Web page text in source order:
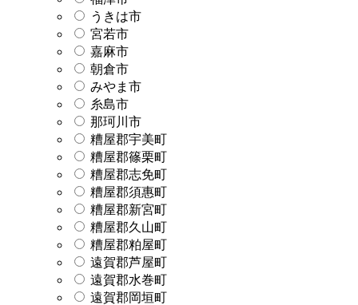
うきは市
宮若市
嘉麻市
朝倉市
みやま市
糸島市
那珂川市
糟屋郡宇美町
糟屋郡篠栗町
糟屋郡志免町
糟屋郡須惠町
糟屋郡新宮町
糟屋郡久山町
糟屋郡粕屋町
遠賀郡芦屋町
遠賀郡水巻町
遠賀郡岡垣町